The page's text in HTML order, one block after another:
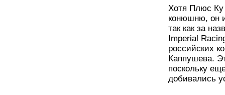
Хотя Плюс Ку
конюшню, он
так как за
Imperial
российских
Каппушева.
поскольку
добивались